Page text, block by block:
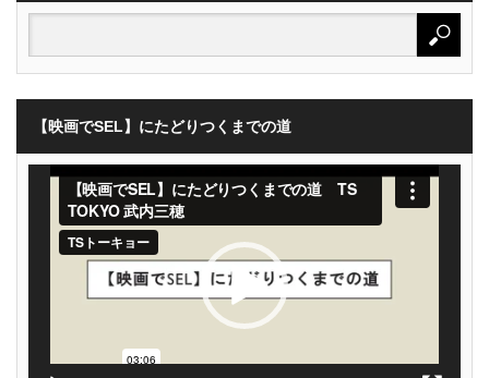
【映画でSEL】にたどりつくまでの道
動